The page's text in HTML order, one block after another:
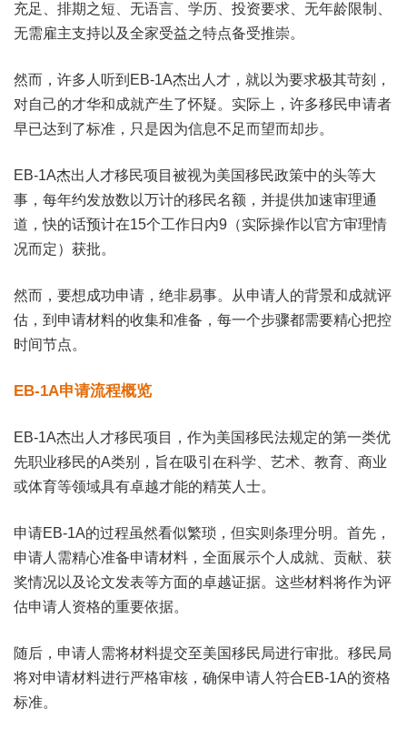
充足、排期之短、无语言、学历、投资要求、无年龄限制、
无需雇主支持以及全家受益之特点备受推崇。
然而，许多人听到EB-1A杰出人才，就以为要求极其苛刻，
对自己的才华和成就产生了怀疑。实际上，许多移民申请者
早已达到了标准，只是因为信息不足而望而却步。
EB-1A杰出人才移民项目被视为美国移民政策中的头等大
事，每年约发放数以万计的移民名额，并提供加速审理通
道，快的话预计在15个工作日内9（实际操作以官方审理情
况而定）获批。
然而，要想成功申请，绝非易事。从申请人的背景和成就评
估，到申请材料的收集和准备，每一个步骤都需要精心把控
时间节点。
EB-1A申请流程概览
EB-1A杰出人才移民项目，作为美国移民法规定的第一类优
先职业移民的A类别，旨在吸引在科学、艺术、教育、商业
或体育等领域具有卓越才能的精英人士。
申请EB-1A的过程虽然看似繁琐，但实则条理分明。首先，
申请人需精心准备申请材料，全面展示个人成就、贡献、获
奖情况以及论文发表等方面的卓越证据。这些材料将作为评
估申请人资格的重要依据。
随后，申请人需将材料提交至美国移民局进行审批。移民局
将对申请材料进行严格审核，确保申请人符合EB-1A的资格
标准。